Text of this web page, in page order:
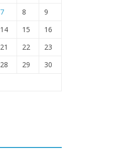
7 8
9
14 15
16
21 22
23
28 29
30